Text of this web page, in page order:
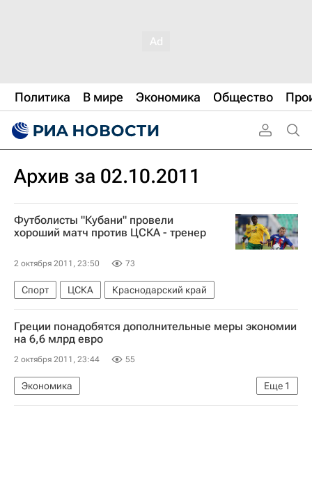
Политика В мире Экономика Общество
Архив за 02.10.2011
Футболисты "Кубани" провели
хороший матч против ЦСКА - тренер
2 октября 2011, 23:50 73
Спорт ЦСКА Краснодарский край
Греции понадобятся дополнительные меры экономии
на 6,6 млрд евро
2 октября 2011, 23:44 55
Еще 1
Экономика
Меры, принимаемые Грецией для получения финподдержки ЕС